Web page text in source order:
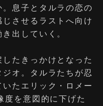
息子とタルラの恋の
させるラストへ向け
出していく。
たきっかけとなった
ジオ。タルラたちが忍
たエリック・ロメー
度を意図的に下げた